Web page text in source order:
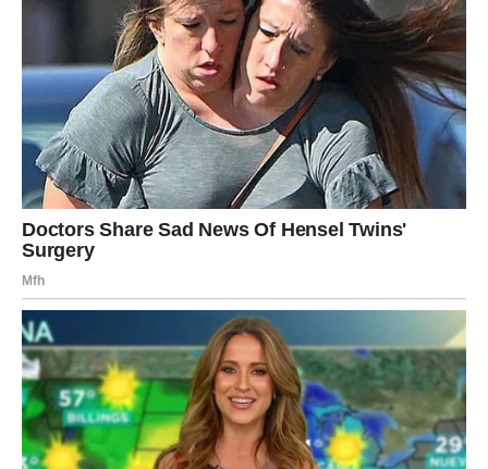
Sve to može biti dio mnogo veće slike.
Svemir vam pokazuje put.
Na vama je da ga prepoznate.
NAJVAŽNIJA PORUKA SVEMIRA
Blizanci, ono što ste čekali godinama zaista počinje da se
pokreće.
Možda još uvijek ne vidite sve odgovore.
Možda još ne znate kako će se stvari razvijati.
Ali prvi koraci prema velikoj promjeni već su napravljeni.